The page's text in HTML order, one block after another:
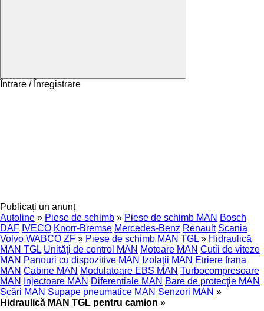
Întrare / Înregistrare
Publicați un anunț
Autoline » Piese de schimb » Piese de schimb MAN Bosch
DAF IVECO Knorr-Bremse Mercedes-Benz Renault Scania
Volvo WABCO ZF » Piese de schimb MAN TGL » Hidraulică
MAN TGL Unităţi de control MAN Motoare MAN Cutii de viteze
MAN Panouri cu dispozitive MAN Izolaţii MAN Etriere frana
MAN Cabine MAN Modulatoare EBS MAN Turbocompresoare
MAN
Injectoare MAN Diferentiale MAN Bare de protecţie MAN
Scări MAN Supape pneumatice MAN Senzori MAN »
Hidraulică MAN TGL pentru camion »